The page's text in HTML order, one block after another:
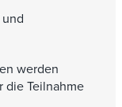
werden
die Teilnahme